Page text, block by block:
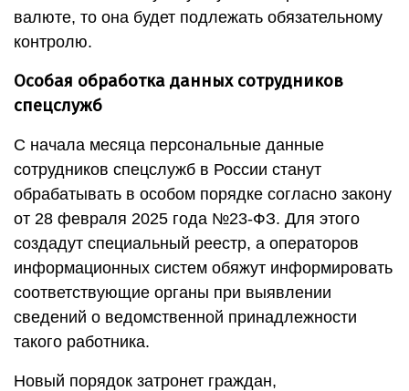
валюте, то она будет подлежать обязательному
контролю.
Особая обработка данных сотрудников
спецслужб
С начала месяца персональные данные
сотрудников спецслужб в России станут
обрабатывать в особом порядке согласно закону
от 28 февраля 2025 года №23-ФЗ. Для этого
создадут специальный реестр, а операторов
информационных систем обяжут информировать
соответствующие органы при выявлении
сведений о ведомственной принадлежности
такого работника.
Новый порядок затронет граждан,